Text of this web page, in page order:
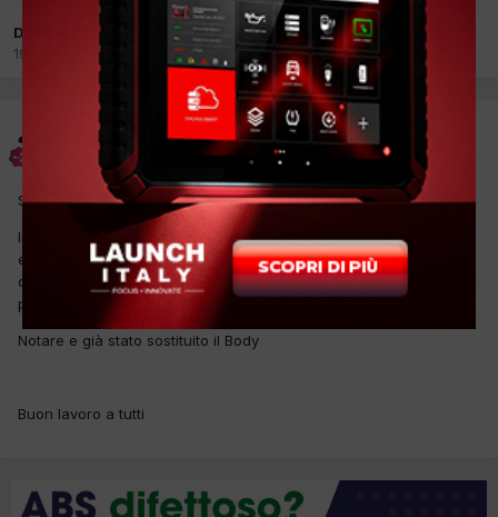
Da inge
19 Febbraio 2008
Meccatronica
inge
Inviato 19 Febbraio 2008
Salve a tutti
Il veicolo in questione a volte non parte in diagnosi si trovano
errori Can: (dati su Body con Nodo centrale motore assente e su
centrale motore code non ricevuto) se si scollega la batteria un
paio di minuti la vettura parte e non manifesta più difetti
Notare e già stato sostituito il Body
Buon lavoro a tutti